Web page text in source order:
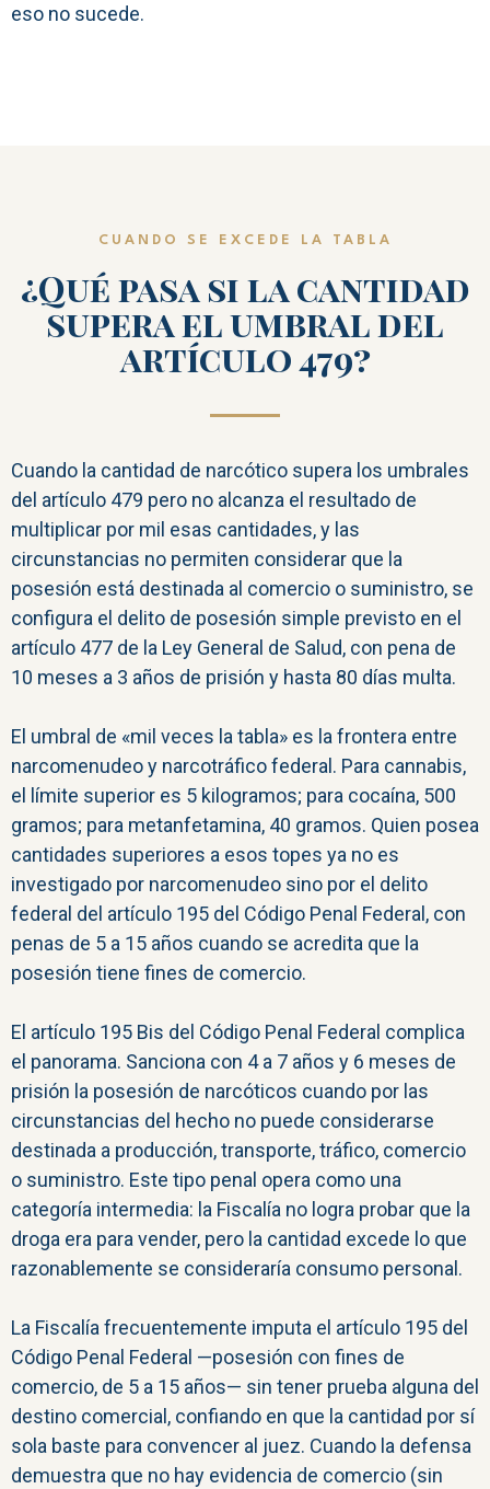
eso no sucede.
CUANDO SE EXCEDE LA TABLA
¿Qué pasa si la cantidad
supera el umbral del
artículo 479?
Cuando la cantidad de narcótico supera los umbrales
del artículo 479 pero no alcanza el resultado de
multiplicar por mil esas cantidades, y las
circunstancias no permiten considerar que la
posesión está destinada al comercio o suministro, se
configura el delito de posesión simple previsto en el
artículo 477 de la Ley General de Salud, con pena de
10 meses a 3 años de prisión y hasta 80 días multa.
El umbral de «mil veces la tabla» es la frontera entre
narcomenudeo y narcotráfico federal. Para cannabis,
el límite superior es 5 kilogramos; para cocaína, 500
gramos; para metanfetamina, 40 gramos. Quien posea
cantidades superiores a esos topes ya no es
investigado por narcomenudeo sino por el delito
federal del artículo 195 del Código Penal Federal, con
penas de 5 a 15 años cuando se acredita que la
posesión tiene fines de comercio.
El artículo 195 Bis del Código Penal Federal complica
el panorama. Sanciona con 4 a 7 años y 6 meses de
prisión la posesión de narcóticos cuando por las
circunstancias del hecho no puede considerarse
destinada a producción, transporte, tráfico, comercio
o suministro. Este tipo penal opera como una
categoría intermedia: la Fiscalía no logra probar que la
droga era para vender, pero la cantidad excede lo que
razonablemente se consideraría consumo personal.
La Fiscalía frecuentemente imputa el artículo 195 del
Código Penal Federal —posesión con fines de
comercio, de 5 a 15 años— sin tener prueba alguna del
destino comercial, confiando en que la cantidad por sí
sola baste para convencer al juez. Cuando la defensa
demuestra que no hay evidencia de comercio (sin